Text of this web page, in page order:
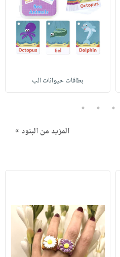
بطاقات حيوانات الب
3
4
5
المزيد من البنود »